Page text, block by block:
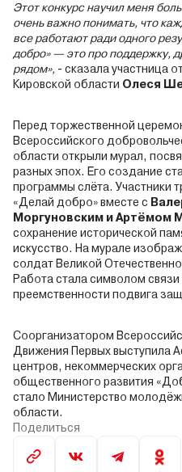
Этот конкурс научил меня
очень важно понимать, что
все работают ради одного
добро» — это про поддержку,
рядом», - сказала участница
Кировской области Олеся
Перед торжественной
Всероссийского
области открыли мурал,
разных эпох. Его создание
программы слёта. Участники
«Делай добро» вместе с
Моргуновским и Артёмом
сохранение исторической
искусство. На мурале
солдат Великой
Работа стала символом
преемственности подвига
Соорганизатором
Движения Первых выступила
центров, некоммерческих
общественного развития
стало Министерство
области.
Поделиться